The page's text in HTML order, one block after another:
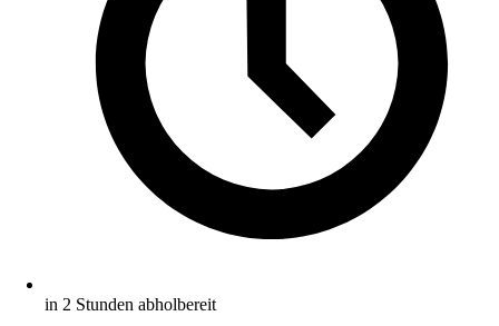
in 2 Stunden abholbereit